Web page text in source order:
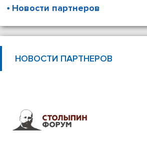
Новости партнеров
НОВОСТИ ПАРТНЕРОВ